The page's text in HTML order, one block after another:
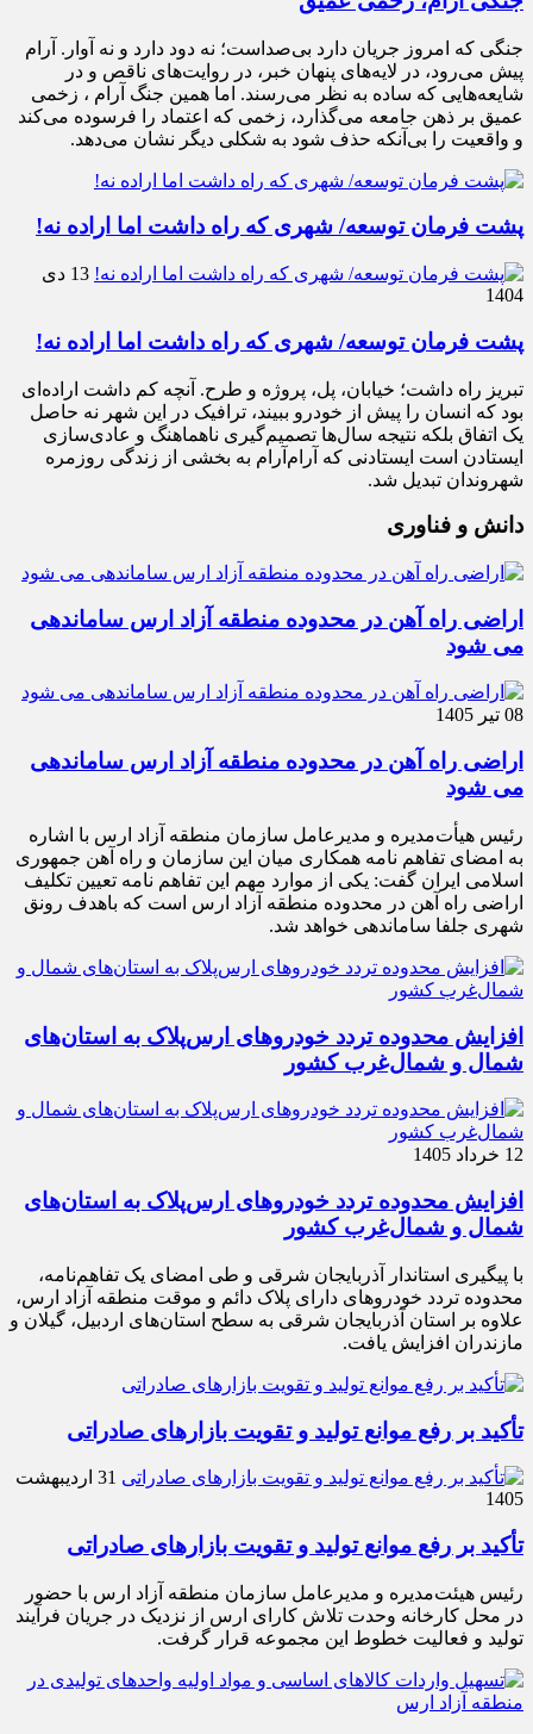
جنگی که امروز جریان دارد بی‌صداست؛ نه دود دارد و نه آوار. آرام
پیش می‌رود، در لایه‌های پنهان خبر، در روایت‌های ناقص و در
شایعه‌هایی که ساده به نظر می‌رسند. اما همین جنگ آرام ، زخمی
عمیق بر ذهن جامعه می‌گذارد، زخمی که اعتماد را فرسوده می‌کند
و واقعیت را بی‌آنکه حذف شود به شکلی دیگر نشان می‌دهد.
پشت فرمان توسعه/ شهری که راه داشت اما اراده نه!
13 دی
1404
پشت فرمان توسعه/ شهری که راه داشت اما اراده نه!
تبریز راه داشت؛ خیابان، پل، پروژه و طرح. آنچه کم داشت اراده‌ای
بود که انسان را پیش از خودرو ببیند، ترافیک در این شهر نه حاصل
یک اتفاق بلکه نتیجه سال‌ها تصمیم‌گیری ناهماهنگ و عادی‌سازی
ایستادن است ایستادنی که آرام‌آرام به بخشی از زندگی روزمره
شهروندان تبدیل شد.
دانش و فناوری
اراضی راه آهن در محدوده منطقه آزاد ارس ساماندهی
می شود
08 تیر 1405
اراضی راه آهن در محدوده منطقه آزاد ارس ساماندهی
می شود
رئیس هیأت‌مدیره و مدیرعامل سازمان منطقه آزاد ارس با اشاره
به امضای تفاهم نامه همکاری میان این سازمان و راه آهن جمهوری
اسلامی ایران گفت: یکی از موارد مهم این تفاهم نامه تعیین تکلیف
اراضی راه آهن در محدوده منطقه آزاد ارس است که باهدف رونق
شهری جلفا ساماندهی خواهد شد.
افزایش محدوده تردد خودروهای ارس‌پلاک به استان‌های
شمال و شمال‌غرب کشور
12 خرداد 1405
افزایش محدوده تردد خودروهای ارس‌پلاک به استان‌های
شمال و شمال‌غرب کشور
با پیگیری استاندار آذربایجان شرقی و طی امضای یک تفاهم‌نامه،
محدوده تردد خودروهای دارای پلاک دائم و موقت منطقه آزاد ارس،
علاوه بر استان آذربایجان شرقی به سطح استان‌های اردبیل، گیلان و
مازندران افزایش یافت.
تأکید بر رفع موانع تولید و تقویت بازارهای صادراتی
31 اردیبهشت
1405
تأکید بر رفع موانع تولید و تقویت بازارهای صادراتی
رئیس هیئت‌مدیره و مدیرعامل سازمان منطقه آزاد ارس با حضور
در محل کارخانه وحدت تلاش کارای ارس از نزدیک در جریان فرآیند
تولید و فعالیت خطوط این مجموعه قرار گرفت.